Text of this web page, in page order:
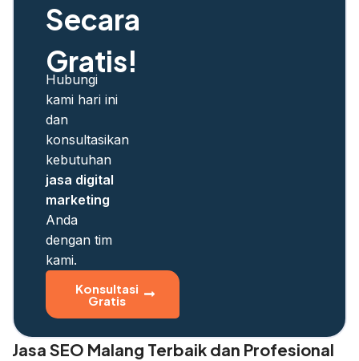
Secara
Gratis!
Hubungi
kami hari ini
dan
konsultasikan
kebutuhan
jasa digital
marketing
Anda
dengan tim
kami.
Konsultasi
Gratis
Jasa SEO Malang Terbaik dan Profesional